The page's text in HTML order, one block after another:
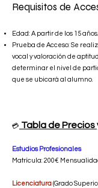
Requisitos de
Edad: A partir de los 15 años.
Prueba de Acceso: Se
vocal y valoración de
determinar el nivel de
que se ubicará al alumno.
💳 Tabla de Precios
Estudios Profesionales
Matrícula: 200€
Licenciatura(Grado